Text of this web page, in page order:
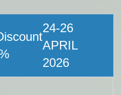
24-26
APRIL
2026